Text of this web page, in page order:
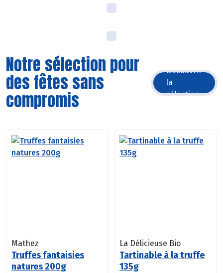
Notre sélection pour
des fêtes sans
compromis
Découvrir
la
sélection
Mathez
Truffes fantaisies
natures 200g
La Délicieuse Bio
Tartinable à la truffe
135g